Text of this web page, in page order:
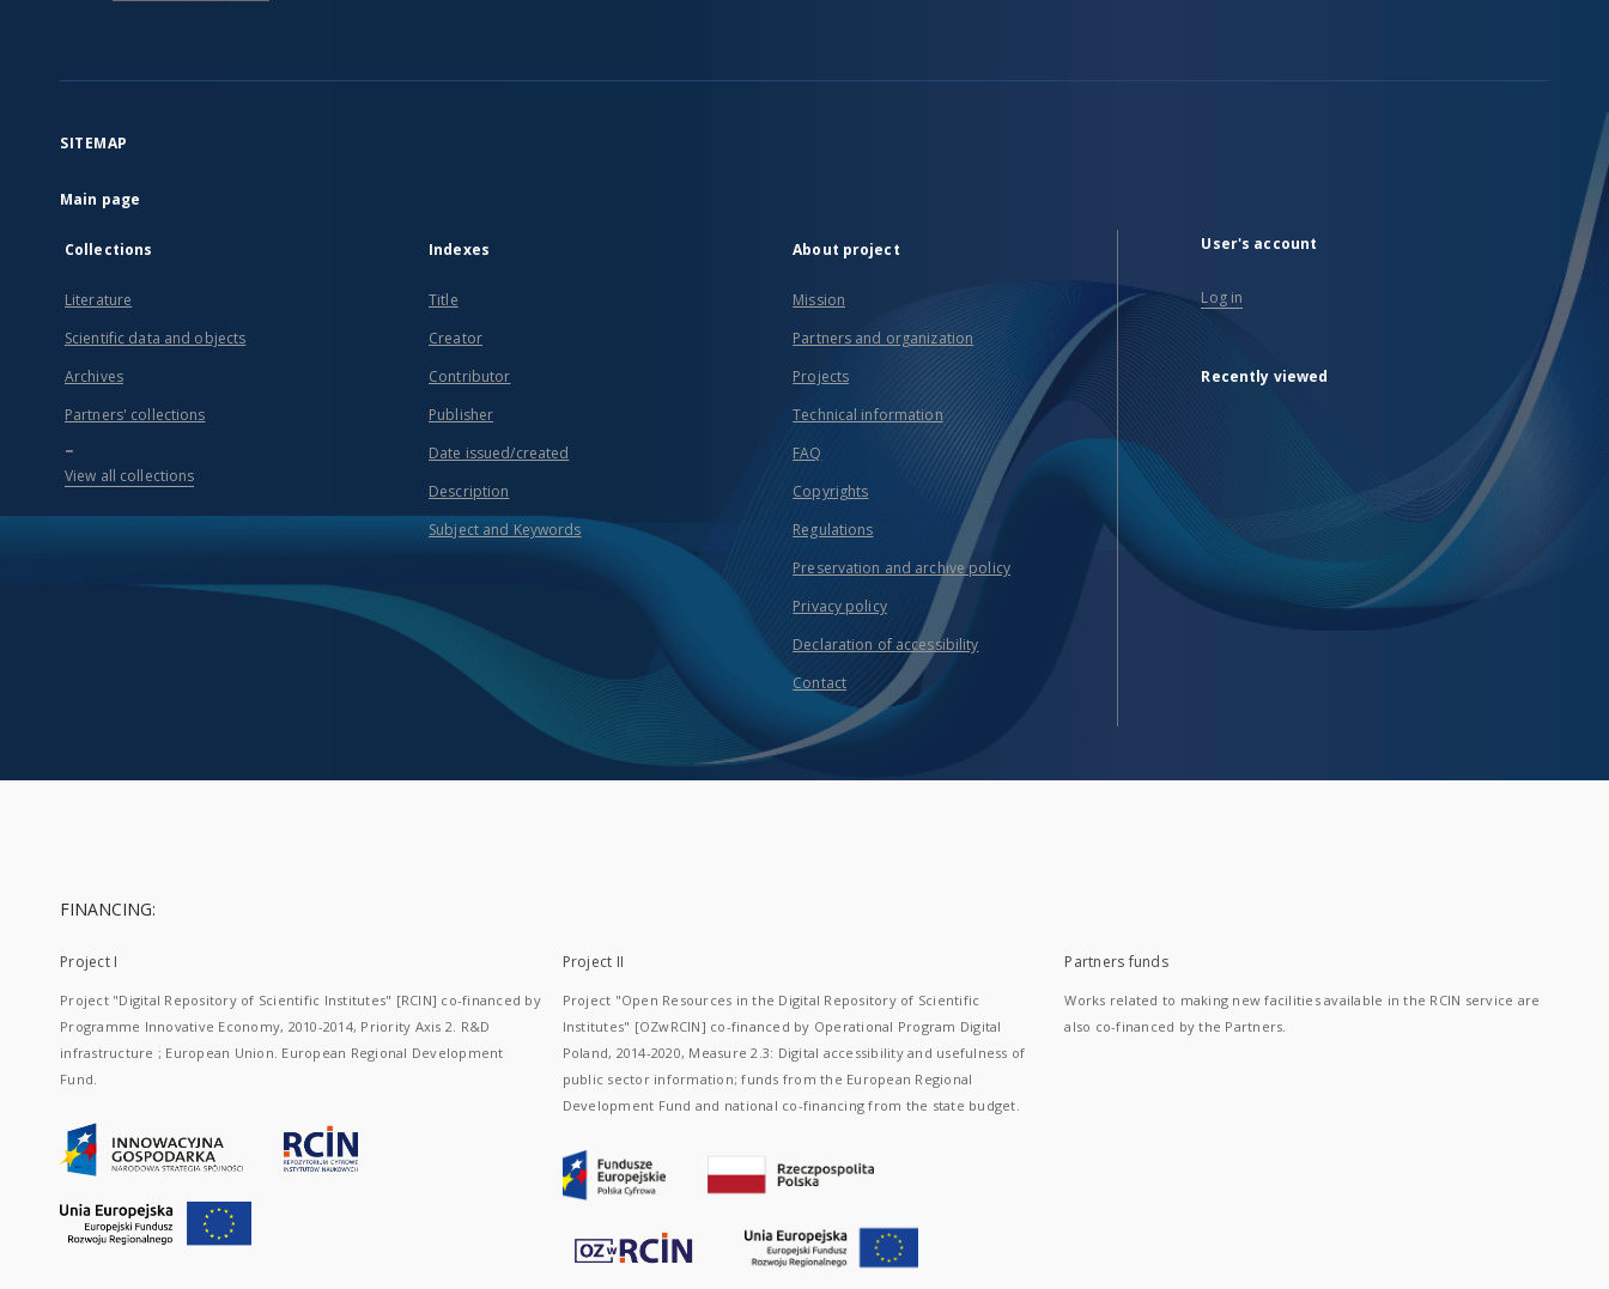
SITEMAP
Main page
Collections
Literature
Scientific data and objects
Archives
Partners' collections
...
View all collections
Indexes
Title
Creator
Contributor
Publisher
Date issued/created
Description
Subject and Keywords
About project
Mission
Partners and organization
Projects
Technical information
FAQ
Copyrights
Regulations
Preservation and archive policy
Privacy policy
Declaration of accessibility
Contact
User's account
Log in
Recently viewed
FINANCING:
Project I
Project "Digital Repository of Scientific Institutes" [RCIN] co-financed by
Programme Innovative Economy, 2010-2014, Priority Axis 2. R&D
infrastructure ; European Union. European Regional Development
Fund.
Project II
Project "Open Resources in the Digital Repository of Scientific
Institutes" [OZwRCIN] co-financed by Operational Program Digital
Poland, 2014-2020, Measure 2.3: Digital accessibility and usefulness of
public sector information; funds from the European Regional
Development Fund and national co-financing from the state budget.
Partners funds
Works related to making new facilities available in the RCIN service are
also co-financed by the Partners.